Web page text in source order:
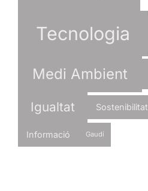
Tecnologia
Medi Ambient
Igualtat Sostenibilitat
Informació Gaudí